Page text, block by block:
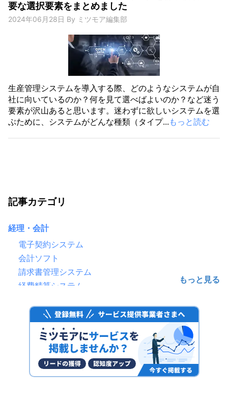
要な選択要素をまとめました
2024年06月28日 By ミツモア編集部
生産管理システムを導入する際、どのようなシステムが自
社に向いているのか？何を見て選べばよいのか？など迷う
要素が沢山あると思います。迷わずに欲しいシステムを選
ぶために、システムがどんな種類（タイプ... もっと読む
記事カテゴリ
経理・会計
電子契約システム
会計ソフト
請求書管理システム
経費精算システム
電子帳簿保存システム
ファクタリングサービス
予算管理システム
決済代行サービス
固定資産管理システム